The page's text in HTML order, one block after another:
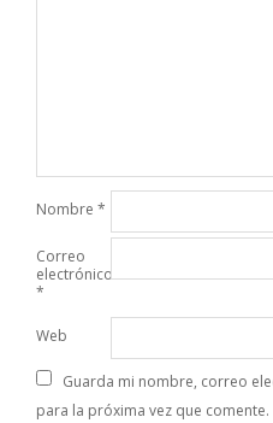
Nombre *
Correo
electrónico
*
Web
Guarda mi nombre, correo
para la próxima vez que comente.